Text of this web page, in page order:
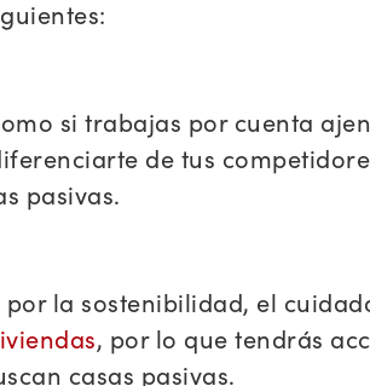
si trabajas por cuenta
de tus
pasivas.
la sostenibilidad, el
, por lo que tendrás
casas pasivas.